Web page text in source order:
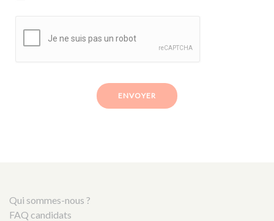
ENVOYER
Qui sommes-nous ?
FAQ candidats